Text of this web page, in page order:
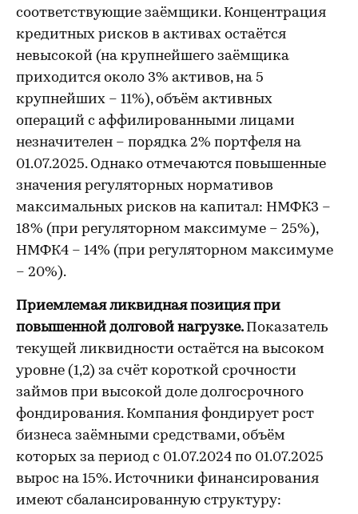
соответствующие заёмщики. Концентрация
кредитных рисков в активах остаётся
невысокой (на крупнейшего заёмщика
приходится около 3% активов, на 5
крупнейших – 11%), объём активных
операций с аффилированными лицами
незначителен – порядка 2% портфеля на
01.07.2025. Однако отмечаются повышенные
значения регуляторных нормативов
максимальных рисков на капитал: НМФК3 –
18% (при регуляторном максимуме – 25%),
НМФК4 – 14% (при регуляторном максимуме
– 20%).
Приемлемая ликвидная позиция при
повышенной долговой нагрузке. Показатель
текущей ликвидности остаётся на высоком
уровне (1,2) за счёт короткой срочности
займов при высокой доле долгосрочного
фондирования. Компания фондирует рост
бизнеса заёмными средствами, объём
которых за период с 01.07.2024 по 01.07.2025
вырос на 15%. Источники финансирования
имеют сбалансированную структуру: